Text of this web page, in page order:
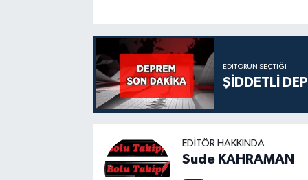
EDITÖRÜN SEÇTIĞI
ŞİDDETLİ
EDITÖR HAKKINDA
Sude KAHRAMAN